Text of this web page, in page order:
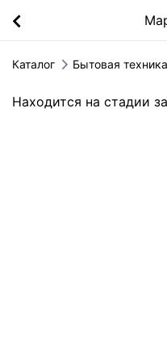
Каталог Бытовая техника
Находится на стадии